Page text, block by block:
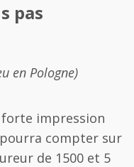
pas
en Pologne)
forte impression
compter sur
de 1500 et 5